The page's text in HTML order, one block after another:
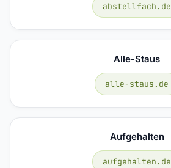
abstellfach.de
Alle-Staus
alle-staus.de
Aufgehalten
aufgehalten.de